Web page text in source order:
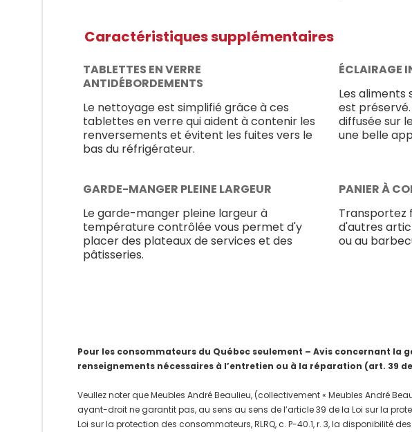
Caractéristiques supplémentaires
TABLETTES EN VERRE
ANTIDÉBORDEMENTS
Le nettoyage est simplifié grâce à ces
tablettes en verre qui aident à contenir les
renversements et évitent les fuites vers le
bas du réfrigérateur.
ÉCLAIRAGE
Les aliments
est
diffusée sur
une belle
GARDE-MANGER PLEINE LARGEUR
Le garde-manger pleine largeur à
température contrôlée vous permet d'y
placer des plateaux de services et des
pâtisseries.
PANIER À
Transportez
d'autres
ou au
Pour les consommateurs du Québec seulement – Avis concernant la
renseignements nécessaires à l’entretien ou à la réparation (art. 39
Veullez noter que Meubles André Beaulieu, (collectivement « Meubles André
ayant-droit ne garantit pas, au sens au sens de l’article 39 de la Loi sur la
Loi sur la protection des consommateurs, RLRQ, c. P-40.1, r. 3, la disponibilité